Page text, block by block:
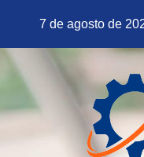
content
7 de agosto de